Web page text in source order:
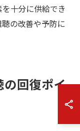
十分に供給でき
の改善や予防に
回復ポイ